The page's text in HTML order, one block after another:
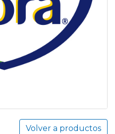
Volver a productos